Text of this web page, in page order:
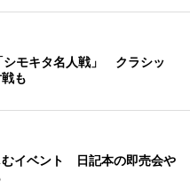
シモキタ名人戦」 クラシッ
も
むイベント 日記本の即売会や